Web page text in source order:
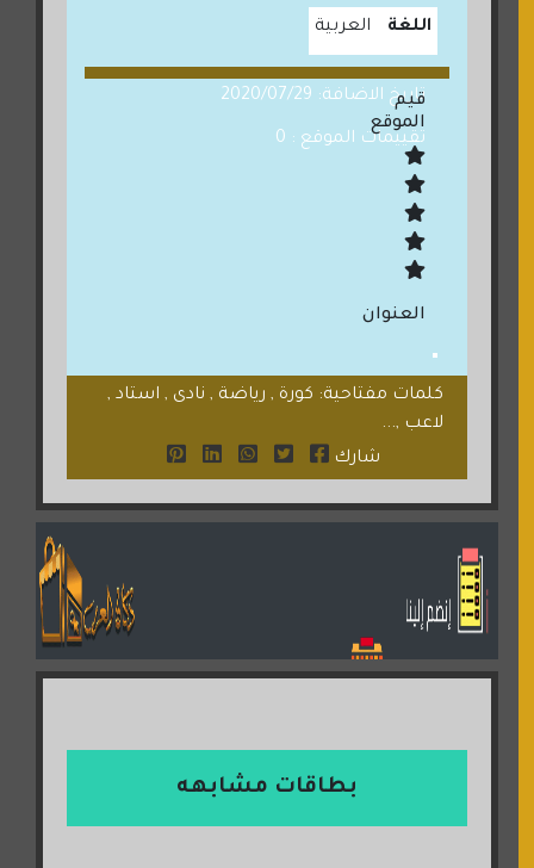
اللغة العربية
تاريخ الاضافة: 2020/07/29
تقييمات الموقع : 0
قيم
الموقع
العنوان
كلمات مفتاحية: كورة , رياضة , نادى , استاد ,
لاعب ,...
شارك
بطاقات مشابهه